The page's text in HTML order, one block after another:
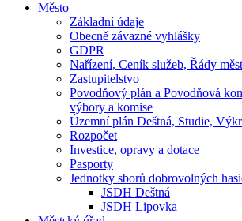
Město
Základní údaje
Obecně závazné vyhlášky
GDPR
Nařízení, Ceník služeb, Řády
Zastupitelstvo
Povodňový plán a Povodňová
výbory a komise
Územní plán Deštná, Studie,
Rozpočet
Investice, opravy a dotace
Pasporty
Jednotky sborů dobrovolných
JSDH Deštná
JSDH Lipovka